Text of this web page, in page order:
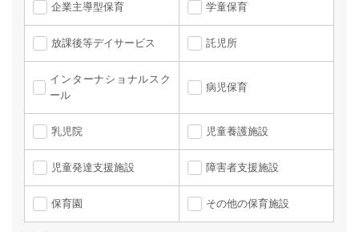
企業主導型保育 学童保育
放課後等デイサービス 託児所
インターナショナルスク
ール
病児保育
乳児院 児童養護施設
児童発達支援施設 障害者支援施設
保育園 その他の保育施設